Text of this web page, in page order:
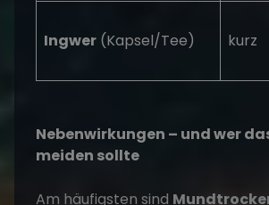
Ingwer (Kapsel/Tee) kurz
Nebenwirkungen – und wer
meiden sollte
Am häufigsten sind